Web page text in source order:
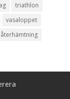
triathlon
vasaloppet
återhämtning